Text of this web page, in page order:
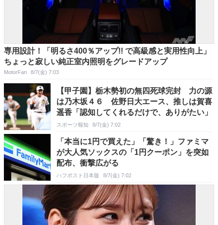
専用設計！「明るさ400％アップ!! で高級感と実用性向上」
ちょっと寂しい純正室内照明をグレードアップ
MotorFan 8/7(金) 7:03
【甲子園】栃木勢初の無四死球完封 力の源
は乃木坂４６ 佐野日大エース、推しは賀喜
遥香「認知してくれるだけで、ありがたい」
スポーツ報知 8/7(金) 7:02
「本当に1円で買えた」「驚き！」ファミマ
が大人気ソックスの「1円クーポン」を突如
配布、衝撃広がる
ハフポスト日本版 8/7(金) 7:02